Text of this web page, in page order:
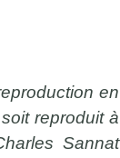
en
reproduit à
Sannat